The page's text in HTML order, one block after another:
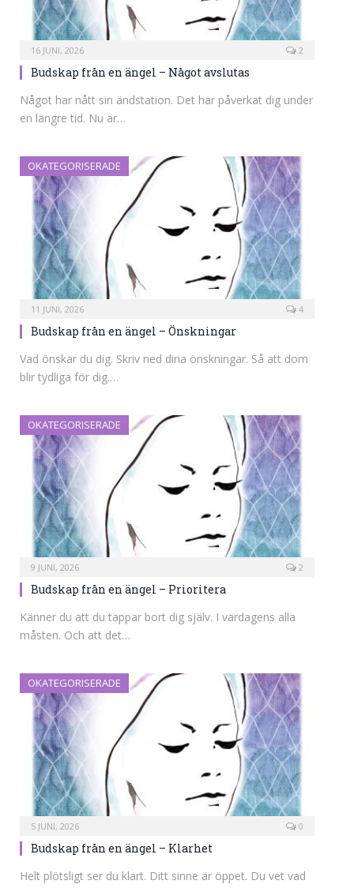
16 JUNI, 2026 2
Budskap från en ängel – Något avslutas
Något har nått sin ändstation. Det har påverkat dig under
en längre tid. Nu är…
OKATEGORISERADE
11 JUNI, 2026 4
Budskap från en ängel – Önskningar
Vad önskar du dig. Skriv ned dina önskningar. Så att dom
blir tydliga för dig.…
OKATEGORISERADE
9 JUNI, 2026 2
Budskap från en ängel – Prioritera
Känner du att du tappar bort dig själv. I vardagens alla
måsten. Och att det…
OKATEGORISERADE
5 JUNI, 2026 0
Budskap från en ängel – Klarhet
Helt plötsligt ser du klart. Ditt sinne är öppet. Du vet vad